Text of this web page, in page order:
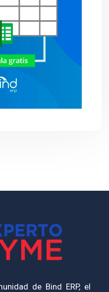
de Bind ERP, el